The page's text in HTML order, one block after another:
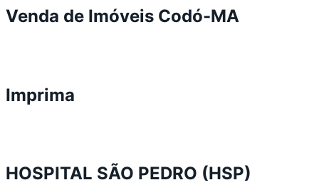
Venda de Imóveis Codó-MA
Imprima
HOSPITAL SÃO PEDRO (HSP)